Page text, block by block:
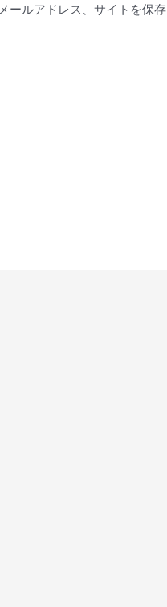
ールアドレス、サイトを保存